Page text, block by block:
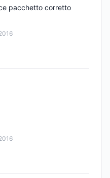
pacchetto corretto